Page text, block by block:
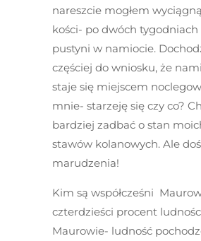
nareszcie mogłem
kości- po dwóch tygodniach
pustyni w namiocie.
częściej do wniosku, że
staje się miejscem
mnie- starzeję się czy co?
bardziej zadbać o stan
stawów kolanowych. Ale
marudzenia!
Kim są współcześni
czterdzieści procent
Maurowie- ludność